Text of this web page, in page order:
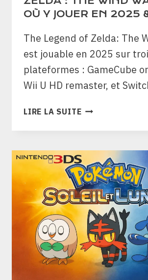
OÙ Y JOUER EN 2025
The Legend of Zelda: The
est jouable en 2025 sur
plateformes : GameCube
Wii U HD remaster, et
LIRE LA SUITEZELDA
THE
WAKER
—
OÙ
Y
JOUER
EN
2025
&
DURÉE